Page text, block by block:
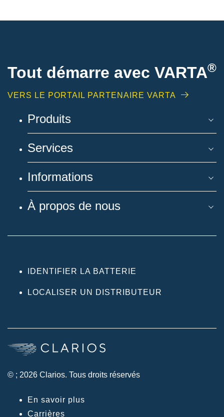
Tout démarre avec VARTA®
VERS LE PORTAIL PARTENAIRE VARTA
Produits
Services
Informations
À propos de nous
IDENTIFIER LA BATTERIE
LOCALISER UN DISTRIBUTEUR
© ; 2026 Clarios. Tous droits réservés
En savoir plus
Carrières